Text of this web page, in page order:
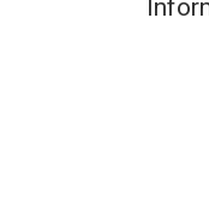
Little